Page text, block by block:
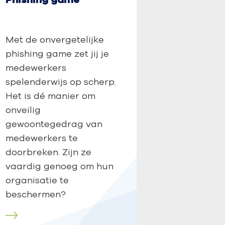
Met de onvergetelijke
phishing game zet jij je
medewerkers
spelenderwijs op scherp.
Het is dé manier om
onveilig
gewoontegedrag van
medewerkers te
doorbreken. Zijn ze
vaardig genoeg om hun
organisatie te
beschermen?